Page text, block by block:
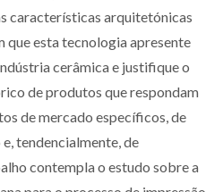
características arquitetónicas
que esta tecnologia apresente
cerâmica e justifique o
de produtos que respondam
de mercado específicos, de
tendencialmente, de
contempla o estudo sobre a